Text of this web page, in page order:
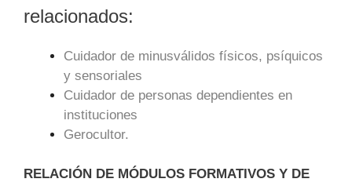
relacionados:
Cuidador de minusválidos físicos, psíquicos
y sensoriales
Cuidador de personas dependientes en
instituciones
Gerocultor.
RELACIÓN DE MÓDULOS FORMATIVOS Y DE